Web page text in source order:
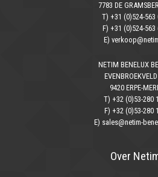
7783 DE
T) +31 (0)524-563
F) +31 (0)524-563
E)
NETIM BENELUX
9420 ERPE-
T) +32 (0)53-280
F) +32 (0)53-280
E) sales@netim-
Over